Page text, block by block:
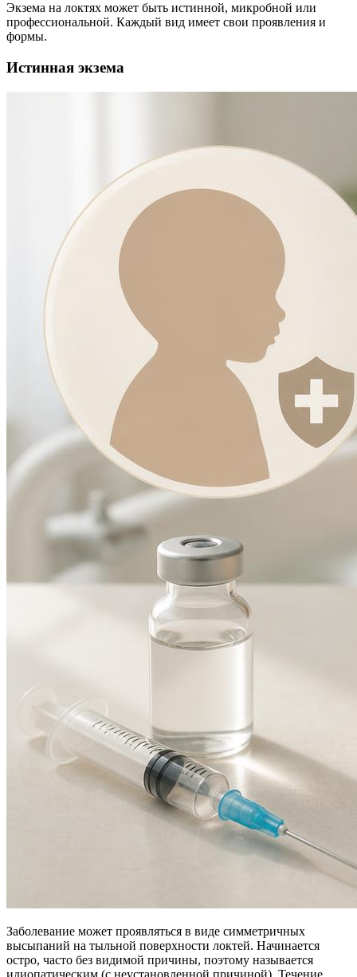
Экзема на локтях может быть истинной, микробной или
профессиональной. Каждый вид имеет свои проявления и
формы.
Истинная экзема
Заболевание может проявляться в виде симметричных
высыпаний на тыльной поверхности локтей. Начинается
остро, часто без видимой причины, поэтому называется
идиопатическим (с неустановленной причиной). Течение